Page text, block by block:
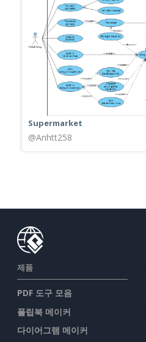
Supermarket
@Anhtt258
제품
PDF 도구 모음
플립북 메이커
다이어그램 메이커